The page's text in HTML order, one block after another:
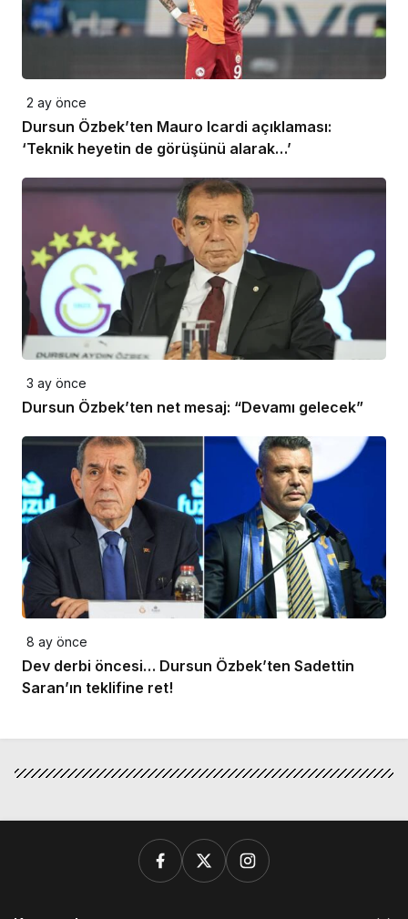
2 ay önce
Dursun Özbek’ten Mauro Icardi açıklaması:
‘Teknik heyetin de görüşünü alarak…’
3 ay önce
Dursun Özbek’ten net mesaj: “Devamı gelecek”
8 ay önce
Dev derbi öncesi… Dursun Özbek’ten Sadettin
Saran’ın teklifine ret!